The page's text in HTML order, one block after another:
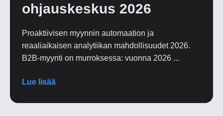
ohjauskeskus 2026
Proaktiivisen myynnin automaation ja
reaaliaikaisen analytiikan mahdollisuudet 2026.
B2B-myynti on murroksessa: vuonna 2026 ...
Lue lisää